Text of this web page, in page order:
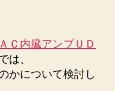
Ｃ内臓アンプＵＤ
は、
かについて検討し